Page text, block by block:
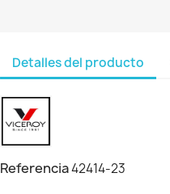
Detalles del producto
Referencia42414-23